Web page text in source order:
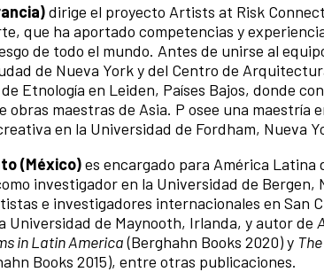
dirige el proyecto Artists at Risk
que ha aportado competencias y
de todo el mundo. Antes de unirse al
de Nueva York y del Centro de
Etnología en Leiden, Países Bajos, donde
obras maestras de Asia. P osee una
en la Universidad de Fordham, Nueva
(México)es encargado para América Latina
investigador en la Universidad de
e investigadores internacionales en San
Universidad de Maynooth, Irlanda, y autor de
in Latin America(Berghahn Books 2020) y
Books 2015), entre otras publicaciones.